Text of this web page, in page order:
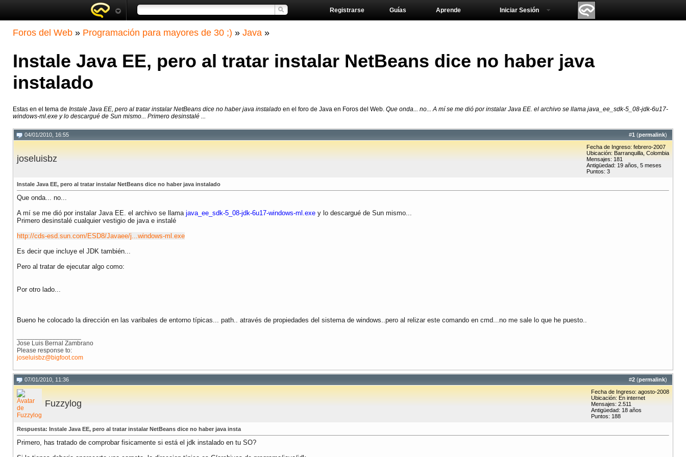
Aprende
Guías
Registrarse Iniciar Sesión
Foros del Web » Programación para mayores de 30 ;) » Java »
Instale Java EE, pero al tratar instalar NetBeans dice no haber java
instalado
Estas en el tema de Instale Java EE, pero al tratar instalar NetBeans dice no haber java instalado en el foro de Java en Foros del Web. Que onda... no... A mí se me dió por instalar Java EE. el archivo se llama java_ee_sdk-5_08-jdk-6u17-
windows-ml.exe y lo descargué de Sun mismo... Primero desinstalé ...
#1 (permalink)
04/01/2010, 16:55
joseluisbz
Fecha de Ingreso: febrero-2007
Ubicación: Barranquilla, Colombia
Mensajes: 181
Antigüedad: 19 años, 5 meses
Puntos: 3
Instale Java EE, pero al tratar instalar NetBeans dice no haber java instalado
Que onda... no...
A mí se me dió por instalar Java EE. el archivo se llama java_ee_sdk-5_08-jdk-6u17-windows-ml.exe y lo descargué de Sun mismo...
Primero desinstalé cualquier vestigio de java e instalé
http://cds-esd.sun.com/ESD8/Javaee/j...windows-ml.exe
Es decir que incluye el JDK también...
Pero al tratar de ejecutar algo como:
Por otro lado...
Bueno he colocado la dirección en las varibales de entorno típicas... path.. através de propiedades del sistema de windows..pero al relizar este comando en cmd...no me sale lo que he puesto..
Jose Luis Bernal Zambrano
Please response to:
joseluisbz@bigfoot.com
#2 (permalink)
07/01/2010, 11:36
Fuzzylog
Fecha de Ingreso: agosto-2008
Ubicación: En internet
Mensajes: 2.511
Antigüedad: 18 años
Puntos: 188
Respuesta: Instale Java EE, pero al tratar instalar NetBeans dice no haber java insta
Primero, has tratado de comprobar fisicamente si está el jdk instalado en tu SO?